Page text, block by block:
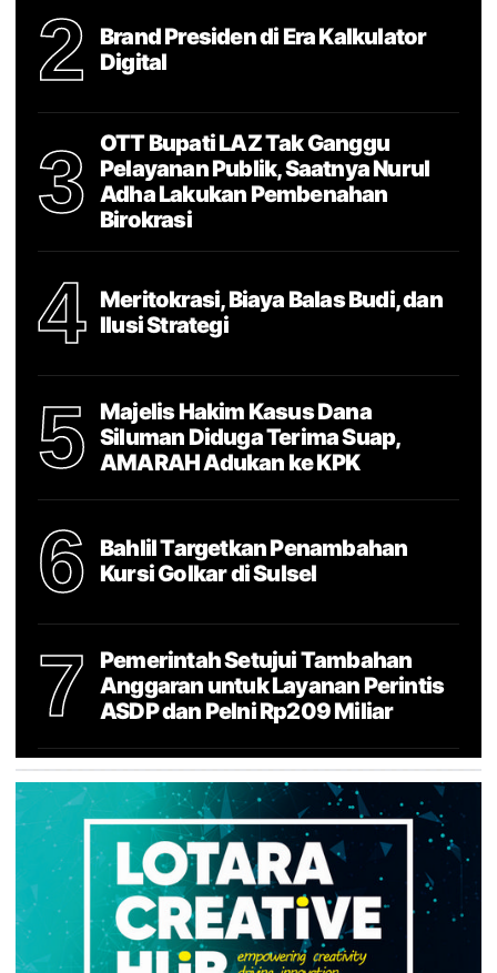
2
Brand Presiden di Era Kalkulator
Digital
3
OTT Bupati LAZ Tak Ganggu
Pelayanan Publik, Saatnya Nurul
Adha Lakukan Pembenahan
Birokrasi
4
Meritokrasi, Biaya Balas Budi, dan
Ilusi Strategi
5
Majelis Hakim Kasus Dana
Siluman Diduga Terima Suap,
AMARAH Adukan ke KPK
6
Bahlil Targetkan Penambahan
Kursi Golkar di Sulsel
7
Pemerintah Setujui Tambahan
Anggaran untuk Layanan Perintis
ASDP dan Pelni Rp209 Miliar